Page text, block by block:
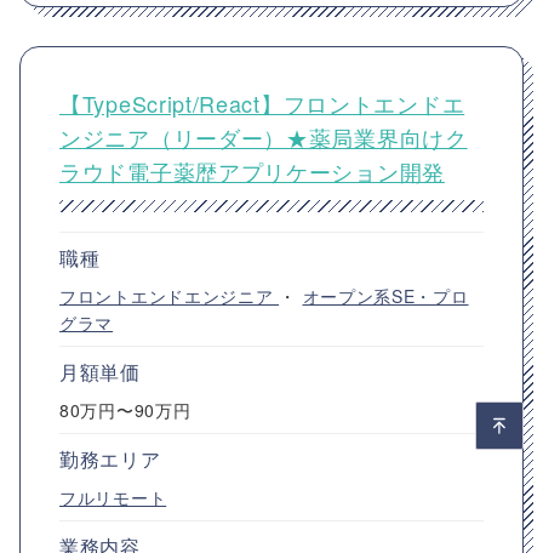
【TypeScript/React】フロントエンドエ
ンジニア（リーダー）★薬局業界向けク
ラウド電子薬歴アプリケーション開発
職種
フロントエンドエンジニア ・ オープン系SE・プロ
グラマ
月額単価
80万円〜90万円
勤務エリア
フルリモート
業務内容